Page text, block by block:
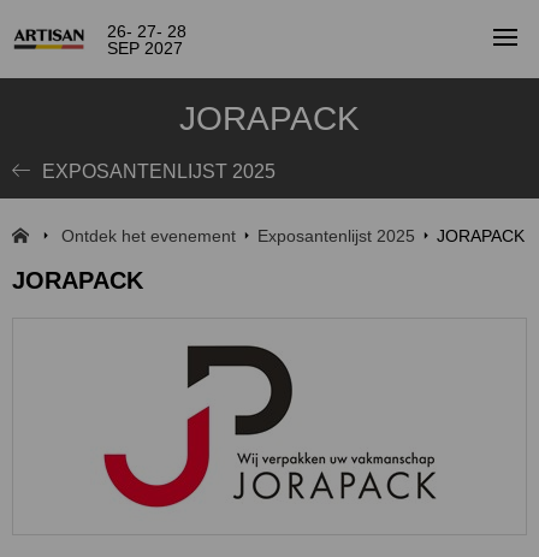
26- 27- 28
SEP 2027
JORAPACK
EXPOSANTENLIJST 2025
Ontdek het evenement Exposantenlijst 2025 JORAPACK
JORAPACK